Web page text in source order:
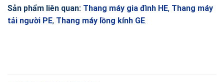
Sản phẩm liên quan: Thang máy gia đình HE, Thang máy
tải người PE, Thang máy lồng kính GE.